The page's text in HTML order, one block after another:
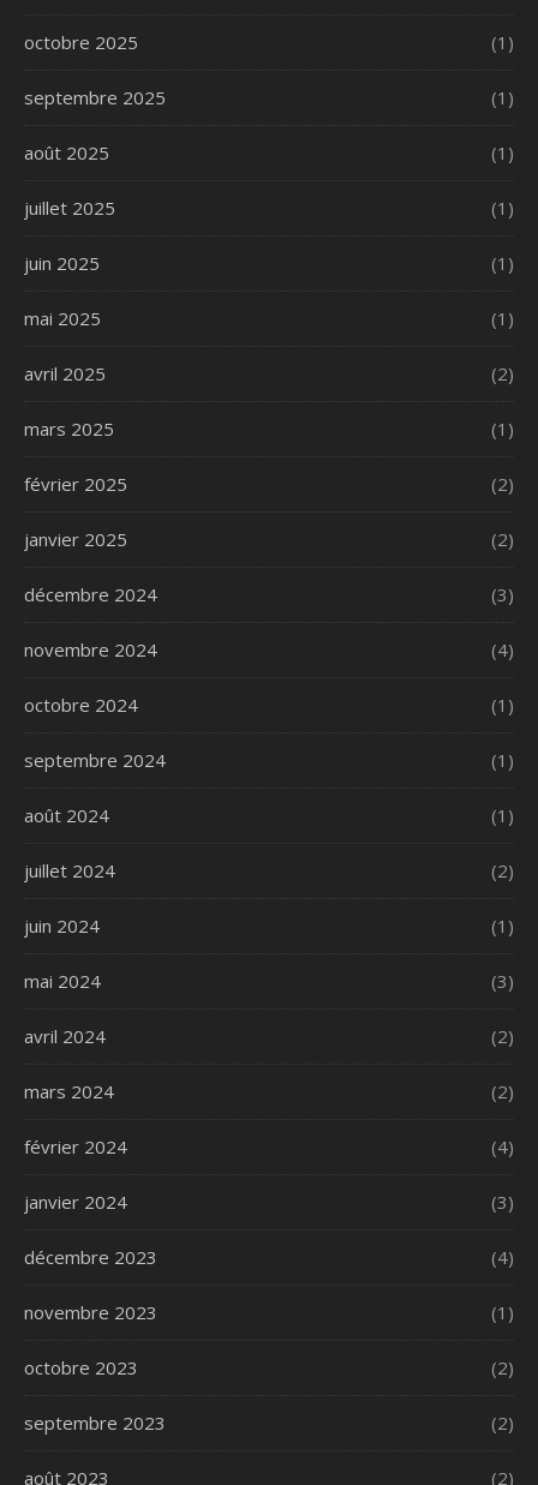
octobre 2025 (1)
septembre 2025 (1)
août 2025 (1)
juillet 2025 (1)
juin 2025 (1)
mai 2025 (1)
avril 2025 (2)
mars 2025 (1)
février 2025 (2)
janvier 2025 (2)
décembre 2024 (3)
novembre 2024 (4)
octobre 2024 (1)
septembre 2024 (1)
août 2024 (1)
juillet 2024 (2)
juin 2024 (1)
mai 2024 (3)
avril 2024 (2)
mars 2024 (2)
février 2024 (4)
janvier 2024 (3)
décembre 2023 (4)
novembre 2023 (1)
octobre 2023 (2)
septembre 2023 (2)
août 2023 (2)